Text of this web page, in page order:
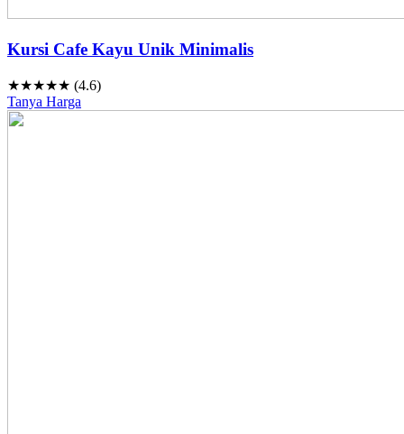
Kursi Cafe Kayu Unik Minimalis
★★★★★ (4.6)
Tanya Harga